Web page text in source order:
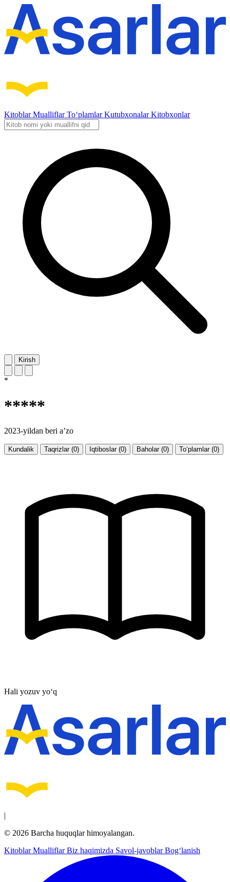
KitoblarMualliflarTo‘plamlarKutubxonalarKitobxonlar
Kirish
*
*****
2023-yildan beri a’zo
Kundalik Taqrizlar (0) Iqtiboslar (0) Baholar (0) To‘plamlar (0)
Hali yozuv yo‘q
|
© 2026 Barcha huquqlar himoyalangan.
KitoblarMualliflarBiz haqimizda Savol-javoblarBog‘lanish